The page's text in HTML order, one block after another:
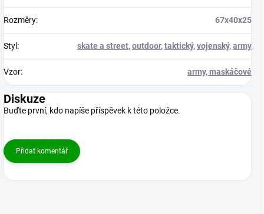
Rozměry: 67x40x25
Styl : skate a street,outdoor,taktický,vojenský,army
Vzor: army, maskáčové
Diskuze
Buďte první, kdo napíše příspěvek k této položce.
Přidat komentář